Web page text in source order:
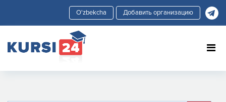
Добавить организацию